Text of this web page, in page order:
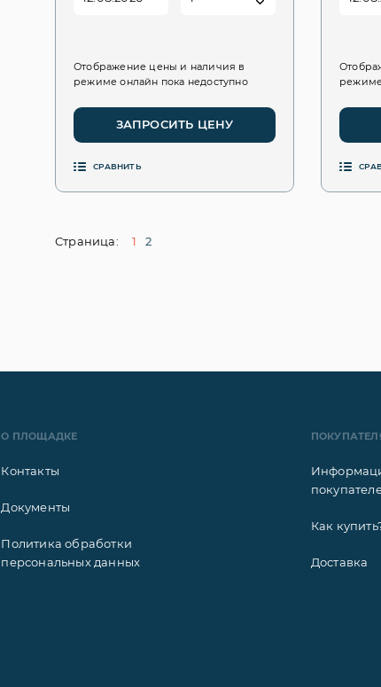
Отображение цены и наличия в
режиме онлайн пока недоступно
ЗАПРОСИТЬ ЦЕНУ
СРАВНИТЬ
режиме
Страница: 1 2
О ПЛОЩАДКЕ
Контакты
Документы
Политика обработки
персональных данных
Как
Доставка